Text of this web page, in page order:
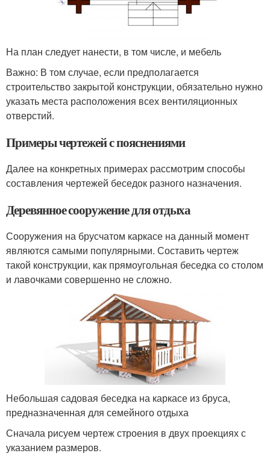
На план следует нанести, в том числе, и мебель
Важно: В том случае, если предполагается
строительство закрытой конструкции, обязательно нужно
указать места расположения всех вентиляционных
отверстий.
Примеры чертежей с пояснениями
Далее на конкретных примерах рассмотрим способы
составления чертежей беседок разного назначения.
Деревянное сооружение для отдыха
Сооружения на брусчатом каркасе на данный момент
являются самыми популярными. Составить чертеж
такой конструкции, как прямоугольная беседка со столом
и лавочками совершенно не сложно.
Небольшая садовая беседка на каркасе из бруса,
предназначенная для семейного отдыха
Сначала рисуем чертеж строения в двух проекциях с
указанием размеров.